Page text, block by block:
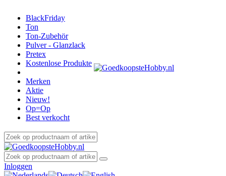
BlackFriday
Ton
Ton-Zubehör
Pulver - Glanzlack
Pretex
Kostenlose Produkte
Merken
Aktie
Nieuw!
Op=Op
Best verkocht
Inloggen